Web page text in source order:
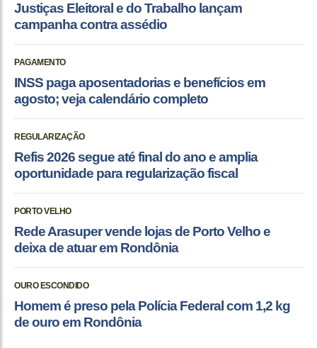
Justiças Eleitoral e do Trabalho lançam
campanha contra assédio
PAGAMENTO
INSS paga aposentadorias e benefícios em
agosto; veja calendário completo
REGULARIZAÇÃO
Refis 2026 segue até final do ano e amplia
oportunidade para regularização fiscal
PORTO VELHO
Rede Arasuper vende lojas de Porto Velho e
deixa de atuar em Rondônia
OURO ESCONDIDO
Homem é preso pela Polícia Federal com 1,2 kg
de ouro em Rondônia